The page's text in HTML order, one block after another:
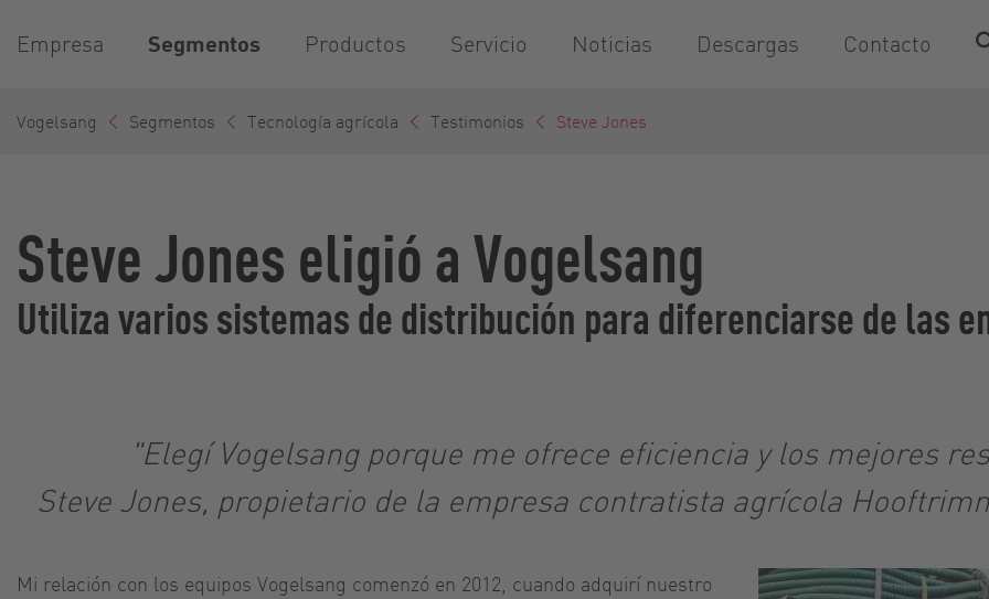
Empresa Segmentos Productos Servicio Noticias Descargas Contacto
Vogelsang Segmentos Tecnología agrícola Testimonios Steve Jones
Steve Jones eligió a Vogelsang
Utiliza varios sistemas de distribución para diferenciarse de las
"Elegí Vogelsang porque me ofrece eficiencia y los mejores
Steve Jones, propietario de la empresa contratista agrícola
Mi relación con los equipos Vogelsang comenzó en 2012, cuando adquirí nuestro